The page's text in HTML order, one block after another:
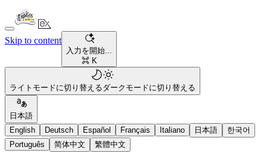
Skip to content
入力を開始...
⌘ K
ライトモードに切り替えるダークモードに切り替える
日本語
English
Deutsch Español Français Italiano 日本語
한국어
Português
简体中文 繁體中文